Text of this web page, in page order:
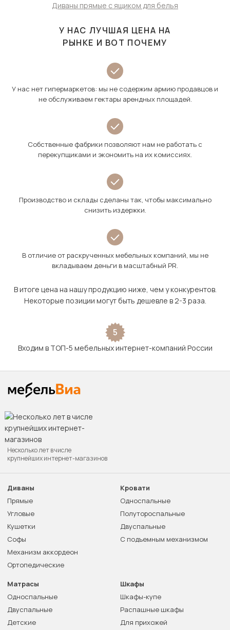
Диваны прямые с ящиком для белья
У НАС ЛУЧШАЯ ЦЕНА НА
РЫНКЕ И ВОТ ПОЧЕМУ
У нас нет гипермаркетов: мы не содержим армию продавцов и
не обслуживаем гектары арендных площадей.
Собственные фабрики позволяют нам не работать с
перекупщиками и экономить на их комиссиях.
Производство и склады сделаны так, чтобы максимально
снизить издержки.
В отличие от раскрученных мебельных компаний, мы не
вкладываем деньги в масштабный PR.
В итоге цена на нашу продукцию ниже, чем у конкурентов.
Некоторые позиции могут быть дешевле в 2-3 раза.
5
Входим в ТОП-5 мебельных интернет-компаний России
Несколько лет в числе
крупнейших интернет-магазинов
Диваны
Прямые
Угловые
Кушетки
Софы
Механизм аккордеон
Ортопедические
Кровати
Односпальные
Полутороспальные
Двуспальные
С подъемным механизмом
Матрасы
Односпальные
Двуспальные
Детские
Шкафы
Шкафы-купе
Распашные шкафы
Для прихожей